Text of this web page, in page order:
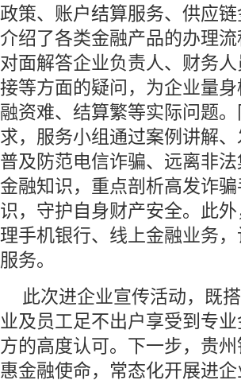
政策、账户结算服务、供应
介绍了各类金融产品的办理
对面解答企业负责人、财务
接等方面的疑问，为企业量
融资难、结算繁等实际问题
求，服务小组通过案例讲解
普及防范电信诈骗、远离非
金融知识，重点剖析高发诈
识，守护自身财产安全。此
理手机银行、线上金融业务
服务。
此次进企业宣传活动，既
业及员工足不出户享受到专
方的高度认可。下一步，贵
惠金融使命，常态化开展进